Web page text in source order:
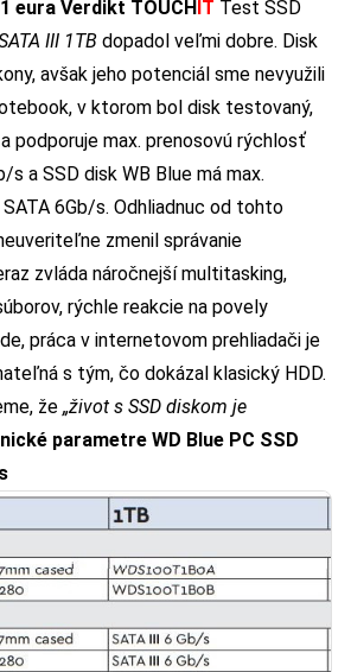
eura Verdikt TOUCHIT Test SSD
III 1TB dopadol veľmi dobre. Disk
avšak jeho potenciál sme nevyužili
v ktorom bol disk testovaný,
podporuje max. prenosovú rýchlosť
s a SSD disk WB Blue má max.
6Gb/s. Odhliadnuc od tohto
zmenil správanie
zvláda náročnejší multitasking,
rýchle reakcie na povely
práca v internetovom prehliadači je
s tým, čo dokázal klasický HDD.
že „život s SSD diskom je
parametre WD Blue PC SSD